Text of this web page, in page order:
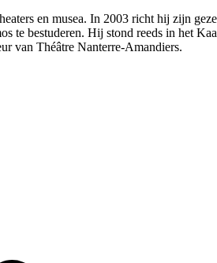
en musea. In 2003 richt hij zijn
te bestuderen. Hij stond reeds in het
van Théâtre Nanterre-Amandiers.